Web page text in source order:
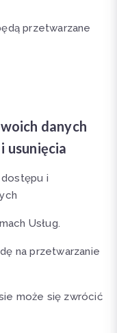
przetwarzane
danych
usunięcia
dostępu i
Usług.
na przetwarzanie
może się zwrócić